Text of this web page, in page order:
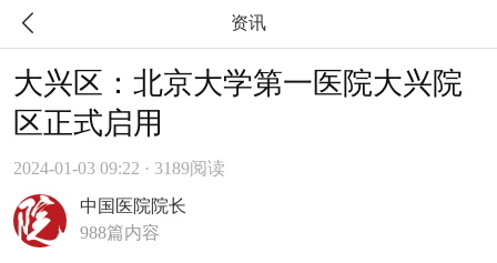
 资讯
大兴区：北京大学第一医院大兴院
区正式启用
2024-01-03 09:22 · 3189阅读
中国医院院长
988篇内容